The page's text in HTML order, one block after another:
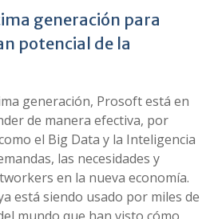
generación para
potencial de la
generación, Prosoft está en
de manera efectiva, por
el Big Data y la Inteligencia
las necesidades y
en la nueva economía.
está siendo usado por miles de